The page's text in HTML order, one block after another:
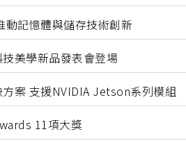
記憶體與儲存技術創新
美學新品發表會登場
案 支援NVIDIA Jetson系列模組
11項大獎